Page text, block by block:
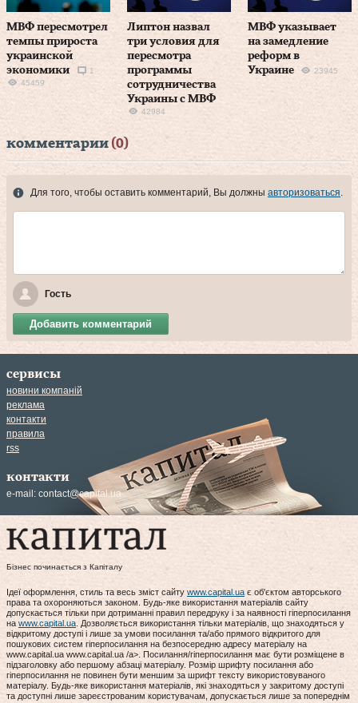
МВФ пересмотрел
темпы прироста
украинской
экономики
1
45459
Липтон назвал
три условия для
пересмотра
программы
сотрудничества
Украины с МВФ
42984
МВФ указывает
на замедление
реформ в
Украине
23945
комментарии (0)
Для того, чтобы оставить комментарий, Вы должны авторизоваться.
Гость
Добавить комментарий
сервисы
новини компаній
реклама
контакти
правила
rss
контакти
e-mail: contact@capital.ua
Бізнес починається з Капіталу
Ідеї оформлення, стиль та весь зміст сайту www.capital.uaє об'єктом авторського
права та охороняються законом. Будь-яке використання матеріалів сайту
допускається тільки при дотриманні правил передруку і за наявності гіперпосилання
на www.capital.ua. Дозволяється використання тільки матеріалів, що знаходяться у
відкритому доступі і лише за умови посилання та/або прямого відкритого для
пошукових систем гіперпосилання на безпосередню адресу матеріалу на
www.capital.ua www.capital.ua /a>. Посилання/гіперпосилання має бути розміщене в
підзаголовку або першому абзаці матеріалу. Розмір шрифту посилання або
гіперпосилання не повинен бути меншим за шрифт тексту використовуваного
матеріалу. Будь-яке використання матеріалів, які знаходяться у закритому доступі
та доступні лише зареєстрованим користувачам, допускається лише за попереднім